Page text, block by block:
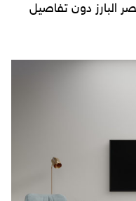
البارز دون تفاصيل